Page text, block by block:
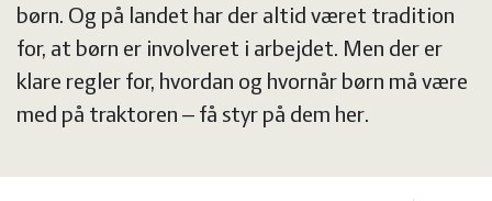
Heste
Jura
Kvæg
Natur
børn. Og på landet har der altid været tradition
for, at børn er involveret i arbejdet. Men der er
klare regler for, hvordan og hvornår børn må være
med på traktoren – få styr på dem her.